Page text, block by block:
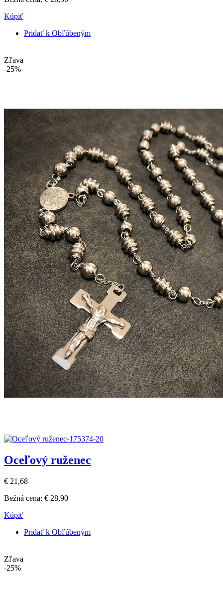
Kúpiť
Pridať k Obľúbeným
Zľava
-25%
Oceľový ruženec
€ 21,68
Bežná cena: € 28,90
Kúpiť
Pridať k Obľúbeným
Zľava
-25%